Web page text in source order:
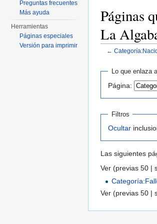
Páginas
La
←
Lo que enlaza
Página:
Filtros
Ocultar
Las siguientes
Ver (previas 50 |
Ver (previas 50 |
Preguntas frecuentes
Más ayuda
Herramientas
Páginas especiales
Versión para imprimir